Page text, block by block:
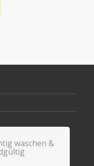
waschen &